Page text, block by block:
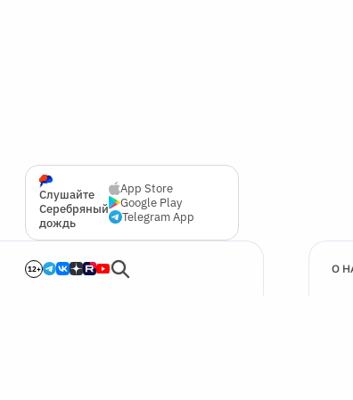
Слушайте
Серебряный
дождь
App Store
Google Play
Telegram App
12+ О